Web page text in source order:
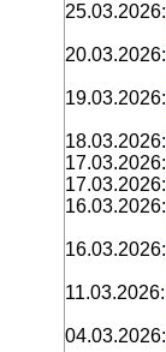
25.03.2026:
20.03.2026:
19.03.2026:
18.03.2026:
17.03.2026:
17.03.2026:
16.03.2026:
16.03.2026:
11.03.2026:
04.03.2026: